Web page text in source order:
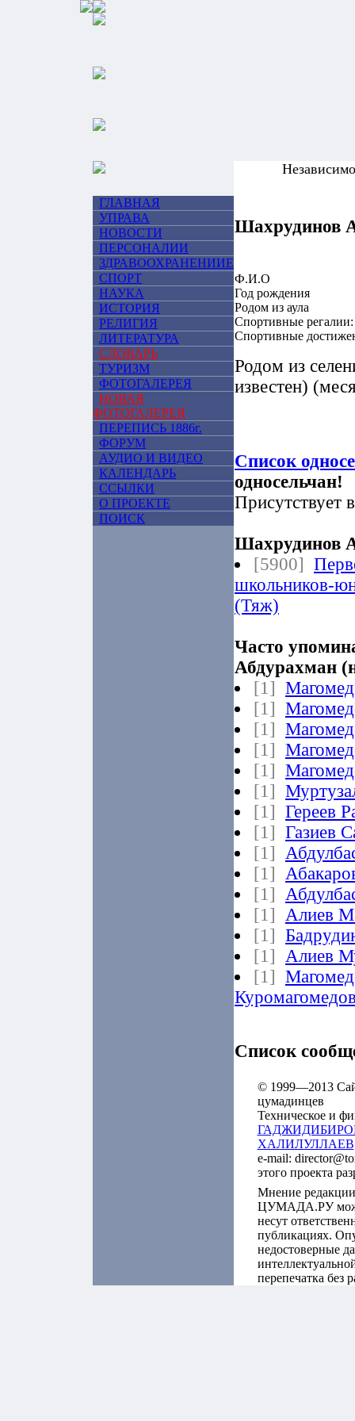
ГЛАВНАЯ
УПРАВА
НОВОСТИ
ПЕРСОНАЛИИ
ЗДРАВООХРАНЕНИИЕ
СПОРТ
НАУКА
ИСТОРИЯ
РЕЛИГИЯ
ЛИТЕРАТУРА
СЛОВАРЬ
ТУРИЗМ
ФОТОГАЛЕРЕЯ
НОВАЯ
ФОТОГАЛЕРЕЯ
ПЕРЕПИСЬ 1886г.
ФОРУМ
АУДИО И ВИДЕО
КАЛЕНДАРЬ
ССЫЛКИ
О ПРОЕКТЕ
ПОИСК
Шахрудинов
Ф.И.О
Год рождения
Родом из аула
Спортивные регалии:
Спортивные
Родом из
известен)
Список
односельчан!
Присутствует
Шахрудинов
[5900]
школьников-
(Тяж)
Часто
Абдурахман
[1]
[1]
[1]
[1]
[1]
[1]
[1] Гереев
[1] Газиев
[1]
[1]
[1]
[1] Алиев
[1]
[1] Алиев
[1]
Список
© 1999—2013
цумадинцев
Техническое и
ХАЛИЛУЛЛАЕВ
e-mail:
этого проекта
Мнение
ЦУМАДА.РУ
несут
публикациях.
недостоверные
перепечатка без